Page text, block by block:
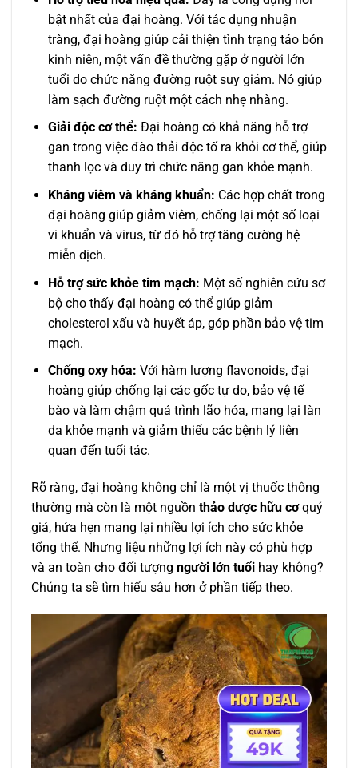
bật nhất của đại hoàng. Với tác dụng nhuận
tràng, đại hoàng giúp cải thiện tình trạng táo bón
kinh niên, một vấn đề thường gặp ở người lớn
tuổi do chức năng đường ruột suy giảm. Nó giúp
làm sạch đường ruột một cách nhẹ nhàng.
Giải độc cơ thể: Đại hoàng có khả năng hỗ trợ
gan trong việc đào thải độc tố ra khỏi cơ thể, giúp
thanh lọc và duy trì chức năng gan khỏe mạnh.
Kháng viêm và kháng khuẩn: Các hợp chất trong
đại hoàng giúp giảm viêm, chống lại một số loại
vi khuẩn và virus, từ đó hỗ trợ tăng cường hệ
miễn dịch.
Hỗ trợ sức khỏe tim mạch: Một số nghiên cứu sơ
bộ cho thấy đại hoàng có thể giúp giảm
cholesterol xấu và huyết áp, góp phần bảo vệ tim
mạch.
Chống oxy hóa: Với hàm lượng flavonoids, đại
hoàng giúp chống lại các gốc tự do, bảo vệ tế
bào và làm chậm quá trình lão hóa, mang lại làn
da khỏe mạnh và giảm thiểu các bệnh lý liên
quan đến tuổi tác.
Rõ ràng, đại hoàng không chỉ là một vị thuốc thông
thường mà còn là một nguồn thảo dược hữu cơquý
giá, hứa hẹn mang lại nhiều lợi ích cho sức khỏe
tổng thể. Nhưng liệu những lợi ích này có phù hợp
và an toàn cho đối tượng người lớn tuổi hay không?
Chúng ta sẽ tìm hiểu sâu hơn ở phần tiếp theo.